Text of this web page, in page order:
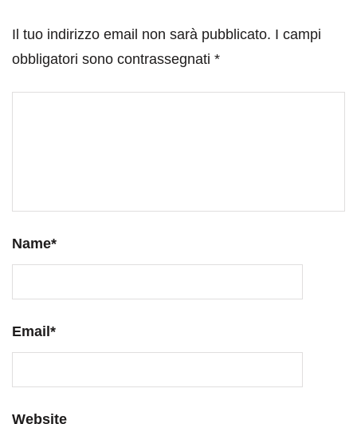
Il tuo indirizzo email non sarà pubblicato. I campi
obbligatori sono contrassegnati *
Name*
Email *
Website